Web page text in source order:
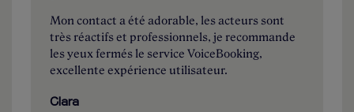
Mon contact a été adorable, les acteurs sont
très réactifs et professionnels, je recommande
les yeux fermés le service VoiceBooking,
excellente expérience utilisateur.
Clara